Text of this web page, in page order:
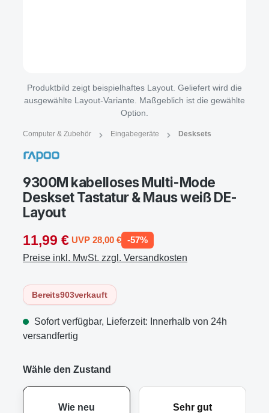
Produktbild zeigt beispielhaftes Layout. Geliefert wird die
ausgewählte Layout-Variante. Maßgeblich ist die gewählte
Option.
Computer & Zubehör Eingabegeräte Desksets
9300M kabelloses Multi-Mode
Deskset Tastatur & Maus weiß DE-
Layout
11,99 € UVP 28,00 € -57%
Preise inkl. MwSt. zzgl. Versandkosten
Bereits903verkauft
Sofort verfügbar, Lieferzeit: Innerhalb von 24h
versandfertig
Wähle den Zustand
Wie neu Sehr gut